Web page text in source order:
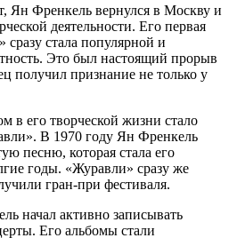
Ян Френкель вернулся в Москву и
деятельности. Его первая
сразу стала популярной и
Это был настоящий прорыв
получил признание не только у
его творческой жизни стало
В 1970 году Ян Френкель
песню, которая стала его
годы. «Журавли» сразу же
гран-при фестиваля.
начал активно записывать
Его альбомы стали